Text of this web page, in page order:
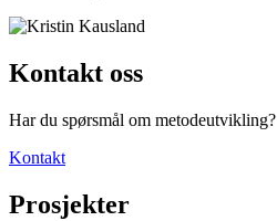
Kontakt oss
Har du spørsmål om metodeutvikling?
Kontakt
Prosjekter